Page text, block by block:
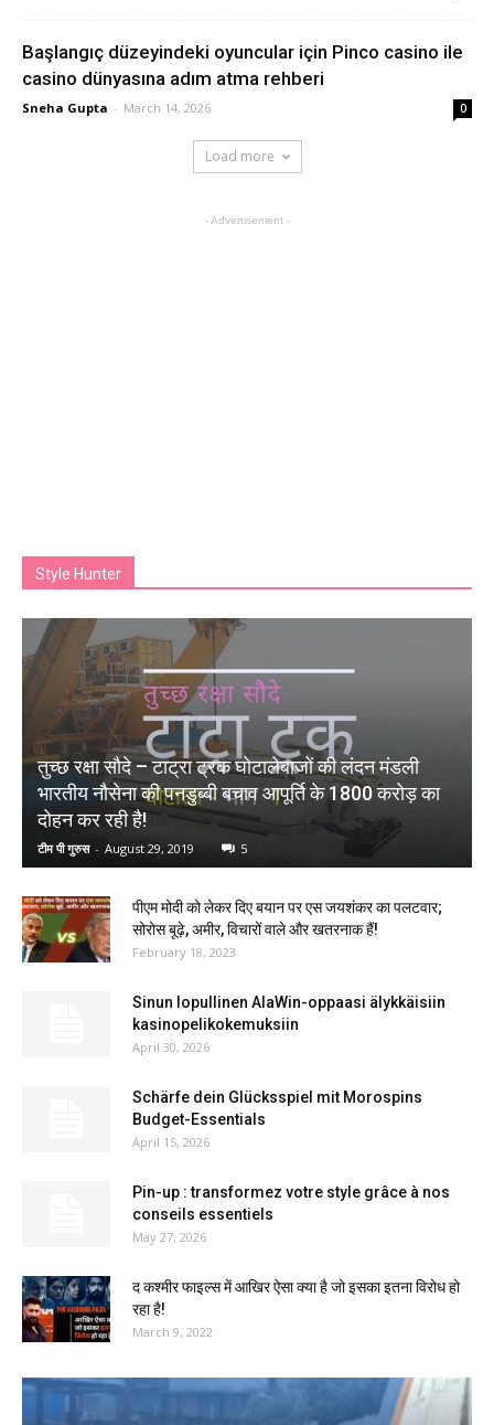
Başlangıç düzeyindeki oyuncular için Pinco casino ile
casino dünyasına adım atma rehberi
Sneha Gupta - March 14, 2026 0
Load more
- Advertisement -
Style Hunter
तुच्छ रक्षा सौदे – टाट्रा ट्रक घोटालेबाजों की लंदन मंडली
भारतीय नौसेना की पनडुब्बी बचाव आपूर्ति के 1800 करोड़ का
दोहन कर रही है!
टीम पी गुरुस - August 29, 2019 5
पीएम मोदी को लेकर दिए बयान पर एस जयशंकर का पलटवार;
सोरोस बूढ़े, अमीर, विचारों वाले और खतरनाक हैं!
February 18, 2023
Sinun lopullinen AlaWin-oppaasi älykkäisiin
kasinopelikokemuksiin
April 30, 2026
Schärfe dein Glücksspiel mit Morospins
Budget-Essentials
April 15, 2026
Pin-up : transformez votre style grâce à nos
conseils essentiels
May 27, 2026
द कश्मीर फाइल्स में आखिर ऐसा क्या है जो इसका इतना विरोध हो
रहा है!
March 9, 2022